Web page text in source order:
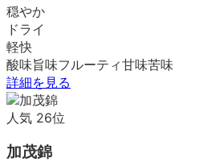
穏やか
ドライ
軽快
酸味旨味フルーティ甘味苦味
詳細を見る
人気 26位
加茂錦